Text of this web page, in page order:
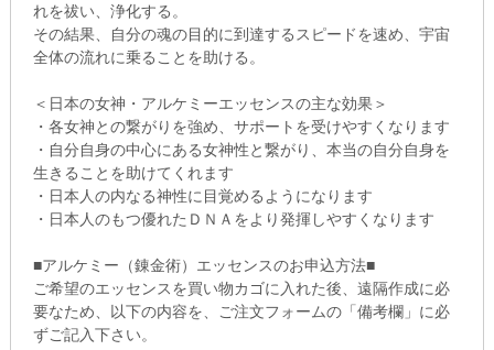
れを祓い、浄化する。
その結果、自分の魂の目的に到達するスピードを速め、宇宙
全体の流れに乗ることを助ける。
＜日本の女神・アルケミーエッセンスの主な効果＞
・各女神との繋がりを強め、サポートを受けやすくなります
・自分自身の中心にある女神性と繋がり、本当の自分自身を
生きることを助けてくれます
・日本人の内なる神性に目覚めるようになります
・日本人のもつ優れたＤＮＡをより発揮しやすくなります
■アルケミー（錬金術）エッセンスのお申込方法■
ご希望のエッセンスを買い物カゴに入れた後、遠隔作成に必
要なため、以下の内容を、ご注文フォームの「備考欄」に必
ずご記入下さい。